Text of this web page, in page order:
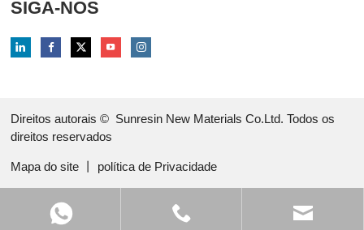
SIGA-NOS
Direitos autorais © Sunresin New Materials Co.Ltd. Todos os
direitos reservados
Mapa do site política de Privacidade